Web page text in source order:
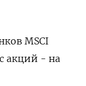
MSCI
акций - на